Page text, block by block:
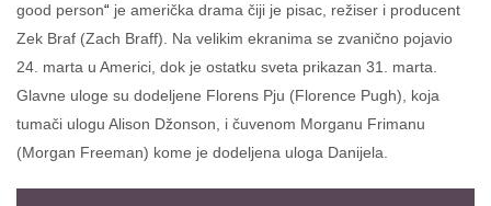
good person“ je američka drama čiji je pisac, režiser i producent
Zek Braf (Zach Braff). Na velikim ekranima se zvanično pojavio
24. marta u Americi, dok je ostatku sveta prikazan 31. marta.
Glavne uloge su dodeljene Florens Pju (Florence Pugh), koja
tumači ulogu Alison Džonson, i čuvenom Morganu Frimanu
(Morgan Freeman) kome je dodeljena uloga Danijela.